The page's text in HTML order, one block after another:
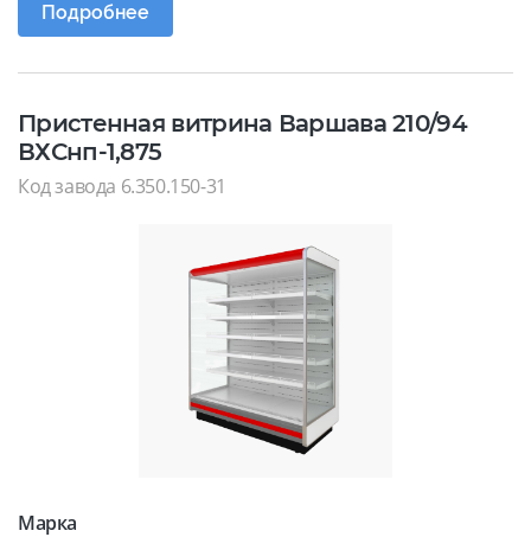
Подробнее
Пристенная витрина Варшава 210/94
ВХСнп-1,875
Код завода 6.350.150-31
Марка